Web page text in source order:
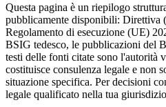
Questa pagina è un riepilogo
pubblicamente disponibili: Direttiva
Regolamento di esecuzione (UE)
BSIG tedesco, le pubblicazioni del
testi delle fonti citate sono l'autorità
costituisce consulenza legale e non
situazione specifica. Per decisioni
legale qualificato nella tua